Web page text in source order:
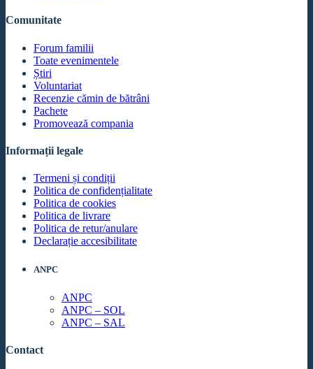
Comunitate
Forum familii
Toate evenimentele
Știri
Voluntariat
Recenzie cămin de bătrâni
Pachete
Promovează compania
Informații legale
Termeni și condiții
Politica de confidențialitate
Politica de cookies
Politica de livrare
Politica de retur/anulare
Declarație accesibilitate
ANPC
ANPC
ANPC – SOL
ANPC – SAL
Contact